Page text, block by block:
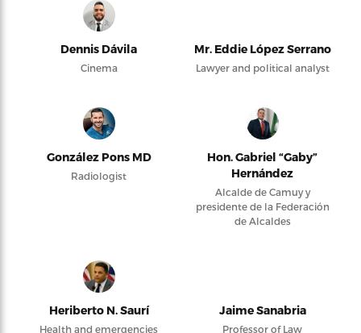
Dennis Dávila
Cinema
Mr. Eddie López Serrano
Lawyer and political analyst
González Pons MD
Radiologist
Hon. Gabriel “Gaby”
Hernández
Alcalde de Camuy y
presidente de la Federación
de Alcaldes
Heriberto N. Saurí
Health and emergencies
Jaime Sanabria
Professor of Law